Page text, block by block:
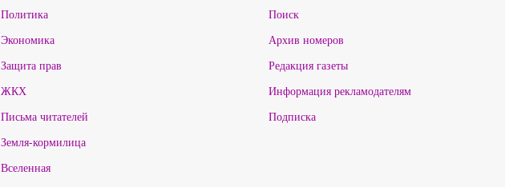
Политика
Экономика
Защита прав
ЖКХ
Письма читателей
Земля-кормилица
Вселенная
Поиск
Архив номеров
Редакция газеты
Информация рекламодателям
Подписка